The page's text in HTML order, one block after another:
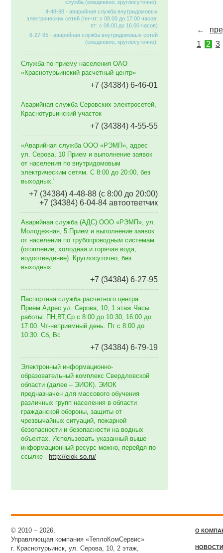
←
1
2 3
служба (ежедневно, круглосуточно);
4-48-88 - аварийная служба внутридомовых
электрических сетей (пн-чт: с 08.00 до 17.00 часов;
пт: с 08.00 до 16.00 часов)
6-27-95 - аварийная служба внутридомовых сетей
(ежедневно, круглосуточно).
Служба по приему населения ОАО
«Краснотурьинский расчетный центр»
+7 (34384) 6-46-01
Аварийная служба Серовских электросетей,
Краснотурьинский участок
+7 (34384) 4-55-55
«Аварийная служба ООО «РЭМП», адрес
ул. Серова, 10 Прием и выполнение заявок
от населения по внутридомовым
электрическим сетям. C 8:00 до 20:00, без
выходных."
+7 (34384) 4-48-88 (с 8:00 до 20:00)
+7 (34384) 6-04-84 автоответчик
Аварийная служба (АДС) ООО «РЭМП», ул.
Молодежная, 5 Прием и выполнение заявок
от населения по трубопроводным системам
(отопление, холодная и горячая вода,
водоотведение). Круглосуточно, без
выходных
+7 (34384) 6-27-95
Паспортная служба расчетного центра
Прием Адрес ул. Серова, 10, 1 этаж Часы
работы: ПН,ВТ,Ср с 8:00 до 10:30, 16:00 до
17:00. Чт-неприемный день. Пт с 8:00 до
10:30. Сб, Вс
+7 (34384) 6-79-19
Электронный информационно-
образовательный комплекс Свердловской
области (далее – ЭИОК). ЭИОК
предназначен для массового обучения
различных групп населения в области
гражданской обороны, защиты от
чрезвычайных ситуаций, пожарной
безопасности и безопасности на водных
объектах. Использовать указанный выше
информационный ресурс можно, перейдя по
ссылке - http://eiok-so.ru/
© 2010 – 2026,
Управляющая компания «ТеплоКомСервис»
г. Краснотурьинск, ул. Серова, 10, 2 этаж,
О
НОВОСТИ